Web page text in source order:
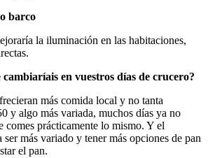
barco
la iluminación en las habitaciones,
cambiaríais en vuestros días de crucero?
más comida local y no tanta
y algo más variada, muchos días ya no
comes prácticamente lo mismo. Y el
más variado y tener más opciones de pan
el pan.